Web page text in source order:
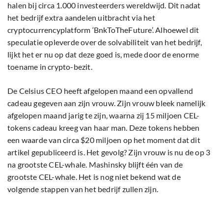
halen bij circa 1.000 investeerders wereldwijd. Dit nadat
het bedrijf extra aandelen uitbracht via het
cryptocurrencyplatform ‘BnkToTheFuture’. Alhoewel dit
speculatie opleverde over de solvabiliteit van het bedrijf,
lijkt het er nu op dat deze goed is, mede door de enorme
toename in crypto-bezit.
De Celsius CEO heeft afgelopen maand een opvallend
cadeau gegeven aan zijn vrouw. Zijn vrouw bleek namelijk
afgelopen maand jarig te zijn, waarna zij 15 miljoen CEL-
tokens cadeau kreeg van haar man. Deze tokens hebben
een waarde van circa $20 miljoen op het moment dat dit
artikel gepubliceerd is. Het gevolg? Zijn vrouw is nu de op 3
na grootste CEL-whale. Mashinsky blijft één van de
grootste CEL-whale. Het is nog niet bekend wat de
volgende stappen van het bedrijf zullen zijn.